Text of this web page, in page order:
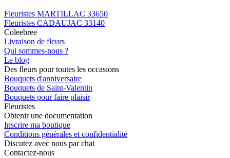
Fleuristes MARTILLAC 33650
Fleuristes CADAUJAC 33140
Coleebree
Livraison de fleurs
Qui sommes-nous ?
Le blog
Des fleurs pour toutes les occasions
Bouquets d'anniversaire
Bouquets de Saint-Valentin
Bouquets pour faire plaisir
Fleuristes
Obtenir une documentation
Inscrire ma boutique
Conditions générales et confidentialité
Discutez avec nous par chat
Contactez-nous